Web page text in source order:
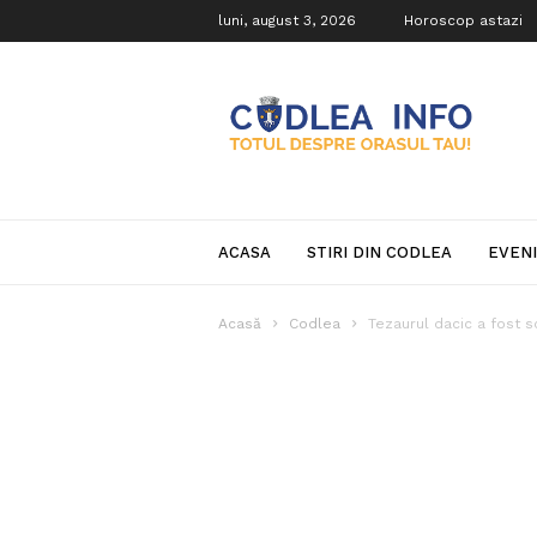
luni, august 3, 2026 Horoscop astazi
Info
ACASA STIRI DIN CODLEA
Acasă Codlea Tezaurul dacic a fost